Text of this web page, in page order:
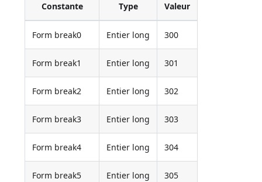
Constante Type Valeur
Form break0 Entier long 300
Form break1 Entier long 301
Form break2 Entier long 302
Form break3 Entier long 303
Form break4 Entier long 304
Form break5 Entier long 305